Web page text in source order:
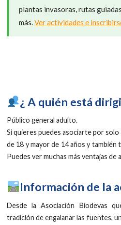
plantas invasoras, rutas
más.Ver actividades e
​¿ A quién está
Público general adulto.
Si quieres puedes asociarte por solo
de 18 y mayor de 14 años y también
Puedes ver muchas más ventajas de
Información de la
Desde la Asociación Biodevas
tradición de engalanar las fuentes,